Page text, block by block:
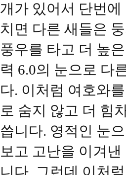
개가 있어서 단번
치면 다른 새들은
풍우를 타고 더 높
력 6.0의 눈으로 다
다. 이처럼 여호와
로 숨지 않고 더 힘
씁니다. 영적인 눈
보고 고난을 이겨
니다. 그런데 이처